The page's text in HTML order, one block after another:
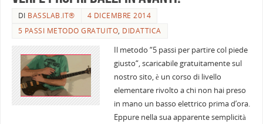
DI BASSLAB.IT®
4 DICEMBRE 2014
5 PASSI METODO GRATUITO, DIDATTICA
Il metodo “5 passi per partire col piede
giusto“, scaricabile gratuitamente sul
nostro sito, è un corso di livello
elementare rivolto a chi non hai preso
in mano un basso elettrico prima d’ora.
Eppure nella sua apparente semplicità